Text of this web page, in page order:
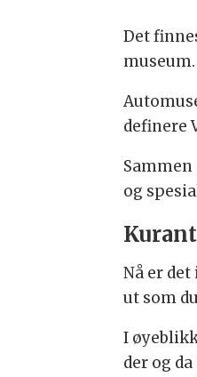
Det
museum.
definere
og
Nå er
ut som
I
der og